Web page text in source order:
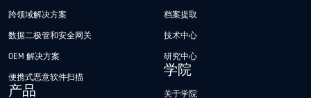
跨领域解决方案
数据二极管和安全网关
OEM 解决方案
便携式恶意软件扫描
产品
档案提取
技术中心
研究中心
学院
关于学院